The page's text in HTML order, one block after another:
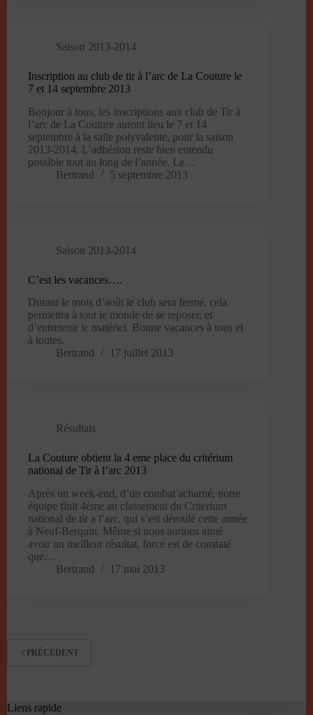
Saison 2013-2014
Inscription au club de tir à l’arc de La Couture le
7 et 14 septembre 2013
Bonjour à tous, les inscriptions aux club de Tir à
l’arc de La Couture auront lieu le 7 et 14
septembre à la salle polyvalente, pour la saison
2013-2014. L’adhésion reste bien entendu
possible tout au long de l’année. Le…
Bertrand
5 septembre 2013
Saison 2013-2014
C’est les vacances….
Durant le mois d’août le club sera fermé, cela
permettra à tout le monde de se reposer, et
d’entretenir le matériel. Bonne vacances à tous et
à toutes.
Bertrand
17 juillet 2013
Résultats
La Couture obtient la 4 eme place du critérium
national de Tir à l’arc 2013
Après un week-end, d’un combat acharné, notre
équipe finit 4ème au classement du Criterium
national de tir a l’arc, qui s’est déroulé cette année
à Neuf-Berquin. Même si nous aurions aimé
avoir un meilleur résultat, force est de constaté
que…
Bertrand
17 mai 2013
PRÉCÉDENT
Liens rapide